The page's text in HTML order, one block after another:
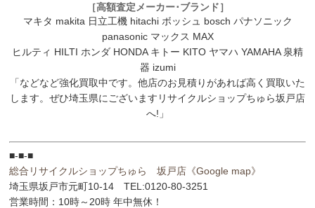
［高額査定メーカー･ブランド］
マキタ makita 日立工機 hitachi ボッシュ bosch パナソニック
panasonic マックス MAX
ヒルティ HILTI ホンダ HONDA キトー KITO ヤマハ YAMAHA 泉精
器 izumi
「などなど強化買取中です。他店のお見積りがあれば高く買取いた
します。ぜひ埼玉県にございますリサイクルショップちゅら坂戸店
へ!」
■-■-■
総合リサイクルショップちゅら 坂戸店 《Google map》
埼玉県坂戸市元町10-14 TEL:0120-80-3251
営業時間：10時～20時 年中無休！